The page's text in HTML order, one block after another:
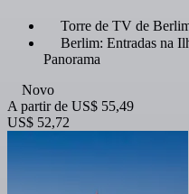
Torre de TV de
Berlim: Entradas na
Panorama
Novo
A partir de US$ 55,49
US$ 52,72